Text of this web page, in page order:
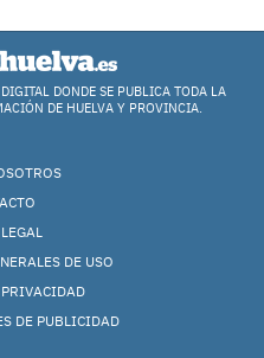
DONDE SE PUBLICA TODA LA
DE HUELVA Y PROVINCIA.
DE USO
DE PUBLICIDAD